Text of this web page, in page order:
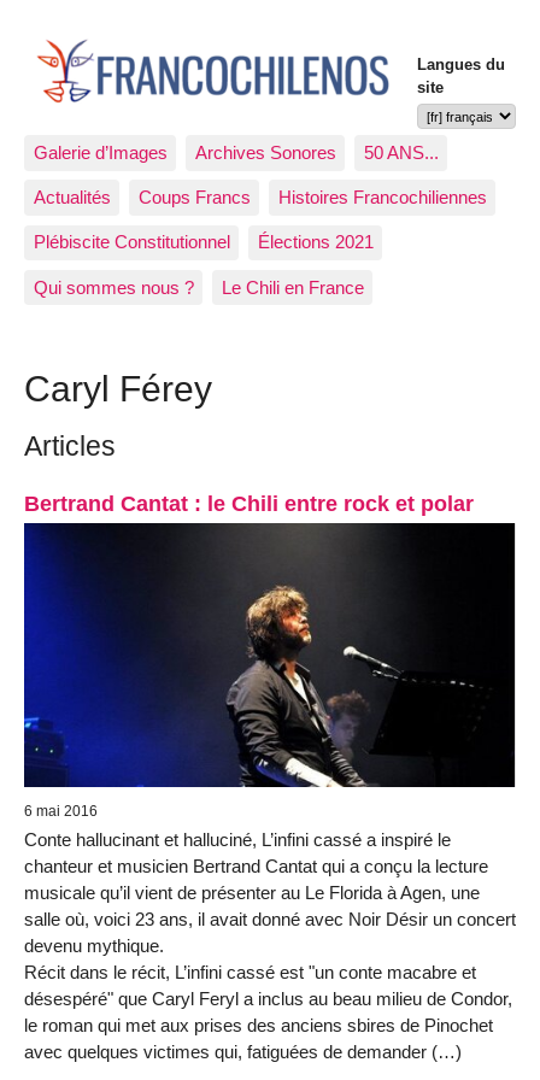
Langues du
site
Galerie d’Images Archives Sonores 50 ANS...
Actualités Coups Francs Histoires Francochiliennes
Plébiscite Constitutionnel Élections 2021
Qui sommes nous ? Le Chili en France
Caryl Férey
Articles
Bertrand Cantat : le Chili entre rock et polar
6 mai 2016
Conte hallucinant et halluciné, L’infini cassé a inspiré le
chanteur et musicien Bertrand Cantat qui a conçu la lecture
musicale qu’il vient de présenter au Le Florida à Agen, une
salle où, voici 23 ans, il avait donné avec Noir Désir un concert
devenu mythique.
Récit dans le récit, L’infini cassé est "un conte macabre et
désespéré" que Caryl Feryl a inclus au beau milieu de Condor,
le roman qui met aux prises des anciens sbires de Pinochet
avec quelques victimes qui, fatiguées de demander (…)